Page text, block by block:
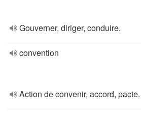
Gouverner, diriger, conduire.
convention
Action de convenir, accord, pacte.